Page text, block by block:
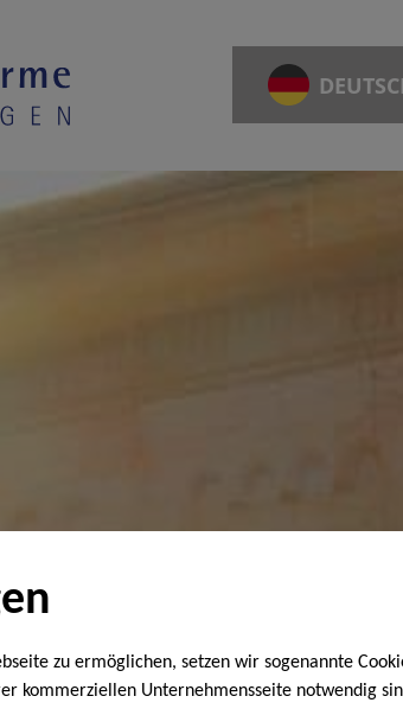
zu ermöglichen, setzen wir sogenannte
kommerziellen Unternehmensseite notwendig